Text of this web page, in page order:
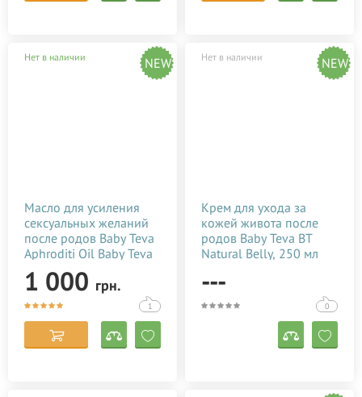
Нет в наличии NEW
Масло для усиления
сексуальных желаний
после родов Baby Teva
Aphroditi Oil Baby Teva
100 мл
7290010384020
1 000 грн.
1
Нет в наличии NEW
Крем для ухода за
кожей живота после
родов Baby Teva BT
Natural Belly, 250 мл
---
0